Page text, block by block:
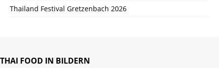
Thailand Festival Gretzenbach 2026
THAI FOOD IN BILDERN